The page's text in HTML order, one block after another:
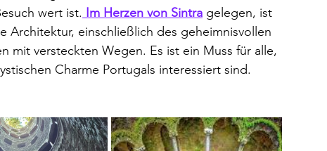
wert ist. Im Herzen von Sintra gelegen, ist
Architektur, einschließlich des geheimnisvollen
mit versteckten Wegen. Es ist ein Muss für alle,
Charme Portugals interessiert sind.